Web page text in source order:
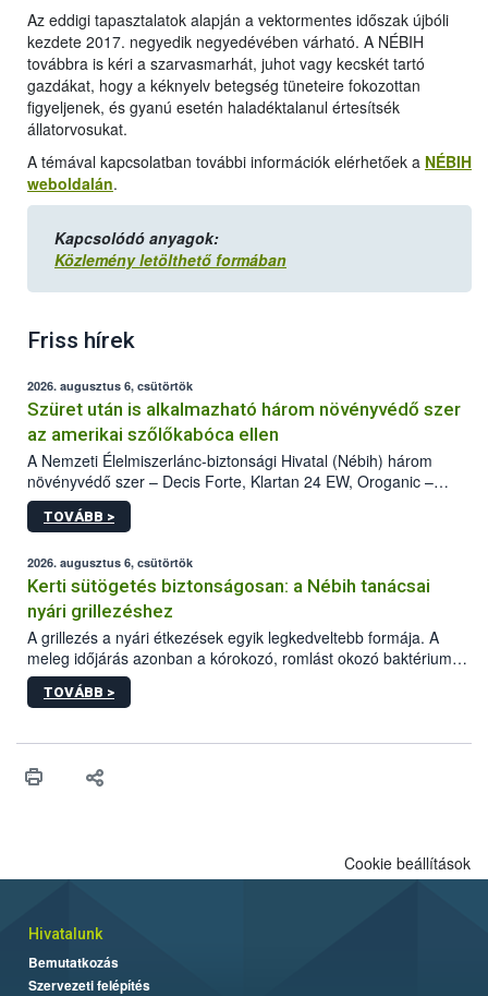
Az eddigi tapasztalatok alapján a vektormentes időszak újbóli
kezdete 2017. negyedik negyedévében várható. A NÉBIH
továbbra is kéri a szarvasmarhát, juhot vagy kecskét tartó
gazdákat, hogy a kéknyelv betegség tüneteire fokozottan
figyeljenek, és gyanú esetén haladéktalanul értesítsék
állatorvosukat.
A témával kapcsolatban további információk elérhetőek a NÉBIH
weboldalán.
Kapcsolódó anyagok:
Közlemény letölthető formában
Friss hírek
2026. augusztus 6, csütörtök
Szüret után is alkalmazható három növényvédő szer
az amerikai szőlőkabóca ellen
A Nemzeti Élelmiszerlánc-biztonsági Hivatal (Nébih) három
növényvédő szer – Decis Forte, Klartan 24 EW, Oroganic –
engedélyokiratát módosította, így azok a szüretet követően,
egészen a vesszőérettség (BBCH 91) stádiumáig
érésű szőlőkben is legyen lehetőség a károsító elleni további
védekezésre. Az Oroganic készítmény kis kiszerelésben kiskerti
felhasználók számára is elérhető és ökológiai termesztésben is
engedélyezett.
TOVÁBB >
2026. augusztus 6, csütörtök
Kerti sütögetés biztonságosan: a Nébih tanácsai
nyári grillezéshez
A grillezés a nyári étkezések egyik legkedveltebb formája. A
meleg időjárás azonban a kórokozó, romlást okozó baktériumok
gyorsabb szaporodásának is kedvez. A szabadtéri sütögetés
ezért nem csupán a megfelelő sütési technikáról szól: legalább
higiéniai szabályok betartása, a megfelelő hőkezelés, valamint a
biztonsági Hivatal (Nébih) Oktatási Programja összegyűjtötte a
TOVÁBB >
Cookie beállítások
Hivatalunk
Bemutatkozás
Szervezeti felépítés